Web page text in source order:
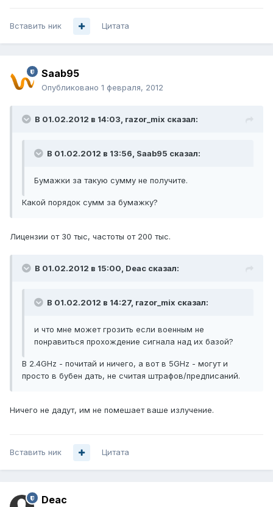
Вставить ник Цитата
Saab95
Опубликовано 1 февраля, 2012
В 01.02.2012 в 14:03, razor_mix сказал:
В 01.02.2012 в 13:56, Saab95 сказал:
Бумажки за такую сумму не получите.
Какой порядок сумм за бумажку?
Лицензии от 30 тыс, частоты от 200 тыс.
В 01.02.2012 в 15:00, Deac сказал:
В 01.02.2012 в 14:27, razor_mix сказал:
и что мне может грозить если военным не
понравиться прохождение сигнала над их базой?
В 2.4GHz - почитай и ничего, а вот в 5GHz - могут и
просто в бубен дать, не считая штрафов/предписаний.
Ничего не дадут, им не помешает ваше излучение.
Вставить ник Цитата
Deac